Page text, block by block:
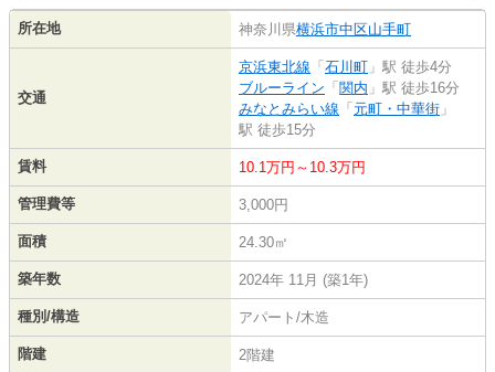
所在地 神奈川県横浜市中区山手町
交通
京浜東北線 「 石川町 」駅 徒歩4分
ブルーライン 「 関内 」駅 徒歩16分
みなとみらい線 「 元町・中華街 」
駅 徒歩15分
賃料 10.1万円～10.3万円
管理費等 3,000円
面積 24.30㎡
築年数 2024年 11月 (築1年)
種別/構造 アパート/木造
階建 2階建